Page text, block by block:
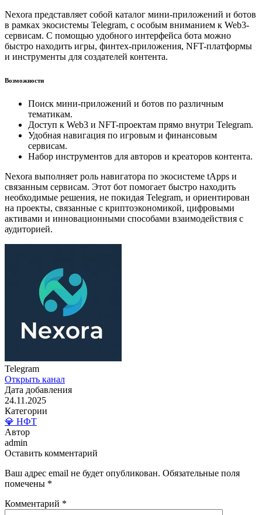
Nexora представляет собой каталог мини-приложений и ботов
в рамках экосистемы Telegram, с особым вниманием к Web3-
сервисам. С помощью удобного интерфейса бота можно
быстро находить игры, финтех-приложения, NFT-платформы
и инструменты для создателей контента.
Возможности
Поиск мини-приложений и ботов по различным
тематикам.
Доступ к Web3 и NFT-проектам прямо внутри Telegram.
Удобная навигация по игровым и финансовым
сервисам.
Набор инструментов для авторов и креаторов контента.
Nexora выполняет роль навигатора по экосистеме tApps и
связанным сервисам. Этот бот помогает быстро находить
необходимые решения, не покидая Telegram, и ориентирован
на проекты, связанные с криптоэкономикой, цифровыми
активами и инновационными способами взаимодействия с
аудиторией.
Telegram
Открыть канал
Дата добавления
24.11.2025
Категории
💎 НФТ
Автор
admin
Оставить комментарий
Ваш адрес email не будет опубликован. Обязательные поля
помечены *
Комментарий *